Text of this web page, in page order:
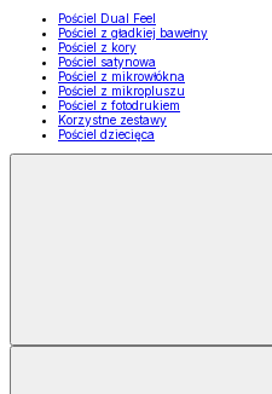
Pościel Dual Feel
Pościel z gładkiej bawełny
Pościel z kory
Pościel satynowa
Pościel z mikrowłókna
Pościel z mikropluszu
Pościel z fotodrukiem
Korzystne zestawy
Pościel dziecięca